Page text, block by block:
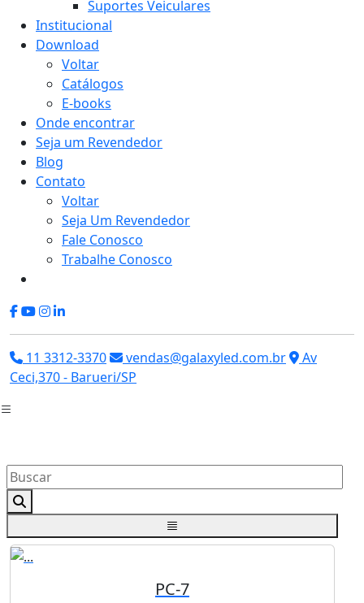
Suportes Veiculares
Institucional
Download
Voltar
Catálogos
E-books
Onde encontrar
Seja um Revendedor
Blog
Contato
Voltar
Seja Um Revendedor
Fale Conosco
Trabalhe Conosco
11 3312-3370 vendas@galaxyled.com.br
Av
Ceci,370 - Barueri/SP
PC-7